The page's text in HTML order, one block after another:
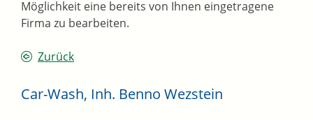
Möglichkeit eine bereits von Ihnen eingetragene
Firma zu bearbeiten.
Zurück
Car-Wash, Inh. Benno Wezstein